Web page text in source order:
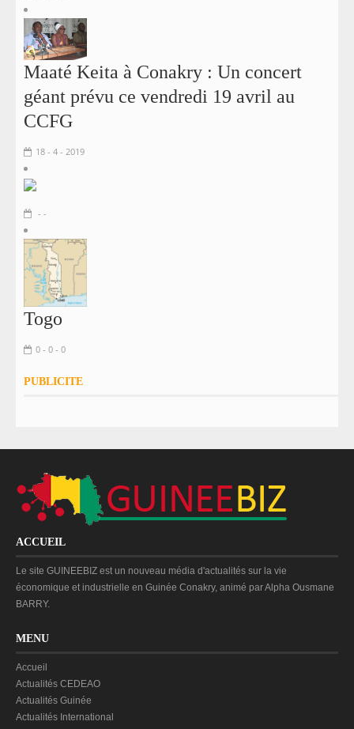
Maaté Keita à Conakry : Un concert
géant prévu ce vendredi 19 avril au
CCFG
18 - 4 - 2019
- -
Togo
0 - 0 - 0
PUBLICITE
ACCUEIL
Le site GUINEEBIZ est un nouveau média d'actualités sur la vie
économique et industrielle en Guinée Conakry, animé par Alpha Ousmane
BARRY.
MENU
Accueil
Actualités CEDEAO
Actualités Guinée
Actualités International